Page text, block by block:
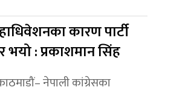
कारण पार्टी
: प्रकाशमान सिंह
नेपाली कांग्रेसका